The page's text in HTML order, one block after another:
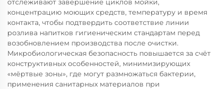
отслеживают завершение циклов мойки,
концентрацию моющих средств, температуру и время
контакта, чтобы подтвердить соответствие линии
розлива напитков гигиеническим стандартам перед
возобновлением производства после очистки.
Микробиологическая безопасность повышается за счёт
конструктивных особенностей, минимизирующих
«мёртвые зоны», где могут размножаться бактерии,
применения санитарных материалов при